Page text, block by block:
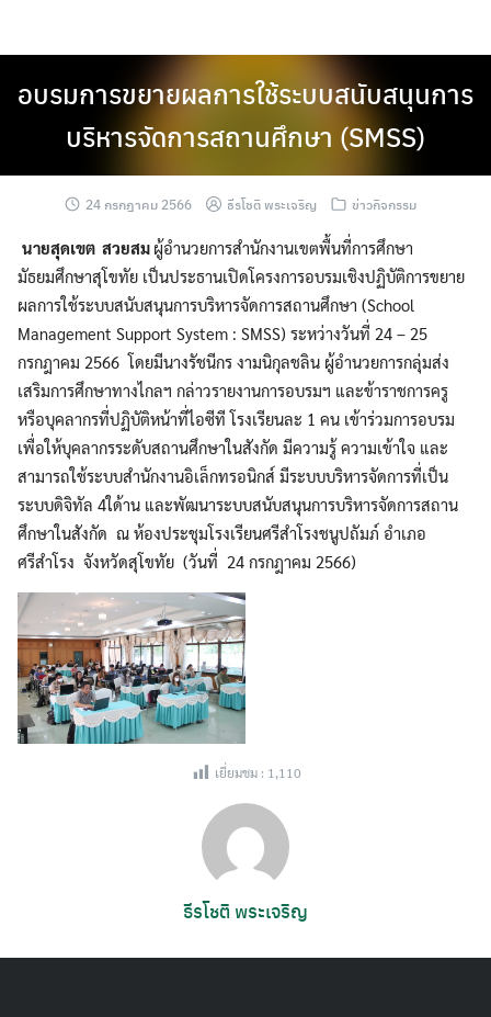
content
อบรมการขยายผลการใช้ระบบสนับสนุนการ
บริหารจัดการสถานศึกษา (SMSS)
24 กรกฎาคม 2566 ธีรโชติ พระเจริญ ข่าวกิจกรรม
นายสุดเขต สวยสม ผู้อำนวยการสำนักงานเขตพื้นที่การศึกษา
มัธยมศึกษาสุโขทัย เป็นประธานเปิดโครงการอบรมเชิงปฏิบัติการขยาย
ผลการใช้ระบบสนับสนุนการบริหารจัดการสถานศึกษา (School
Management Support System : SMSS) ระหว่างวันที่ 24 – 25
กรกฎาคม 2566 โดยมีนางรัชนีกร งามนิกุลชลิน ผู้อำนวยการกลุ่มส่ง
เสริมการศึกษาทางไกลฯ กล่าวรายงานการอบรมฯ และข้าราชการครู
หรือบุคลากรที่ปฏิบัติหน้าที่ไอซีที โรงเรียนละ 1 คน เข้าร่วมการอบรม
เพื่อให้บุคลากรระดับสถานศึกษาในสังกัด มีความรู้ ความเข้าใจ และ
สามารถใช้ระบบสำนักงานอิเล็กทรอนิกส์ มีระบบบริหารจัดการที่เป็น
ระบบดิจิทัล 4ใด้าน และพัฒนาระบบสนับสนุนการบริหารจัดการสถาน
ศึกษาในสังกัด ณ ห้องประชุมโรงเรียนศรีสำโรงชนูปถัมภ์ อำเภอ
ศรีสำโรง จังหวัดสุโขทัย (วันที่ 24 กรกฎาคม 2566)
เยี่ยมชม : 1,110
ธีรโชติ พระเจริญ